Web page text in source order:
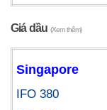
Giá dầu (Xem thêm)
Singapore
IFO 380